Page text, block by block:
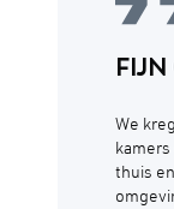
We
thuis